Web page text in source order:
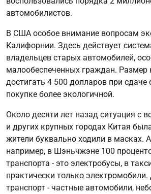
автомобилистов.
В США особое внимание вопросам
Калифорнии. Здесь действует
владельцев старых автомобилей,
малообеспеченных граждан. Размер
достигать 4 500 долларов при
покупке более экологичной.
Около десяти лет назад ситуация с
и других крупных городах Китая
жители буквально ходили в масках.
например, в Шэньчжэне 100
транспорта - это электробусы, в
практически только электромобили.
транспорт - частные автомобили,